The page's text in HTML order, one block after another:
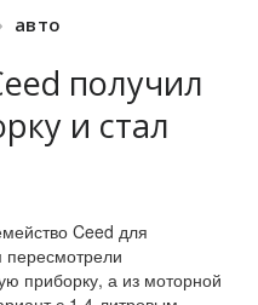
авто
получил
и стал
Ceed для
пересмотрели
приборку, а из моторной